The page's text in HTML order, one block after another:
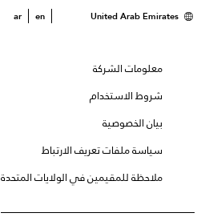
United Arab Emirates
en
ar
معلومات الشركة
شروط الاستخدام
بيان الخصوصية
سياسة ملفات تعريف الارتباط
ملاحظة للمقيمين في الولايات المتحدة